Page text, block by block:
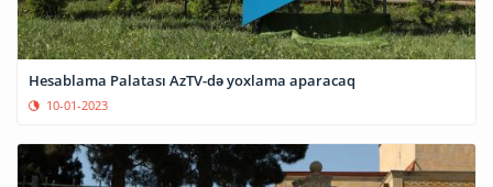
Hesablama Palatası AzTV-də yoxlama aparacaq
10-01-2023